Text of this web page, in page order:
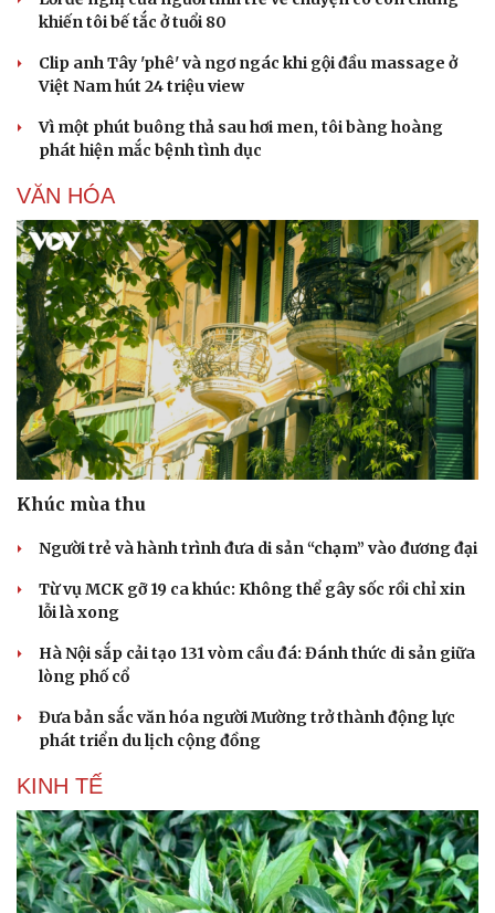
Doanh nghiệp
Thông tin doanh nghiệp
Doanh nhân
Vì cộng đồng
Công nghệ
Trải nghiệm
khiến tôi bế tắc ở tuổi 80
Clip anh Tây 'phê' và ngơ ngác khi gội đầu massage ở
Việt Nam hút 24 triệu view
Vì một phút buông thả sau hơi men, tôi bàng hoàng
phát hiện mắc bệnh tình dục
VĂN HÓA
Khúc mùa thu
Người trẻ và hành trình đưa di sản “chạm” vào đương đại
Từ vụ MCK gỡ 19 ca khúc: Không thể gây sốc rồi chỉ xin
lỗi là xong
Hà Nội sắp cải tạo 131 vòm cầu đá: Đánh thức di sản giữa
lòng phố cổ
Đưa bản sắc văn hóa người Mường trở thành động lực
phát triển du lịch cộng đồng
KINH TẾ